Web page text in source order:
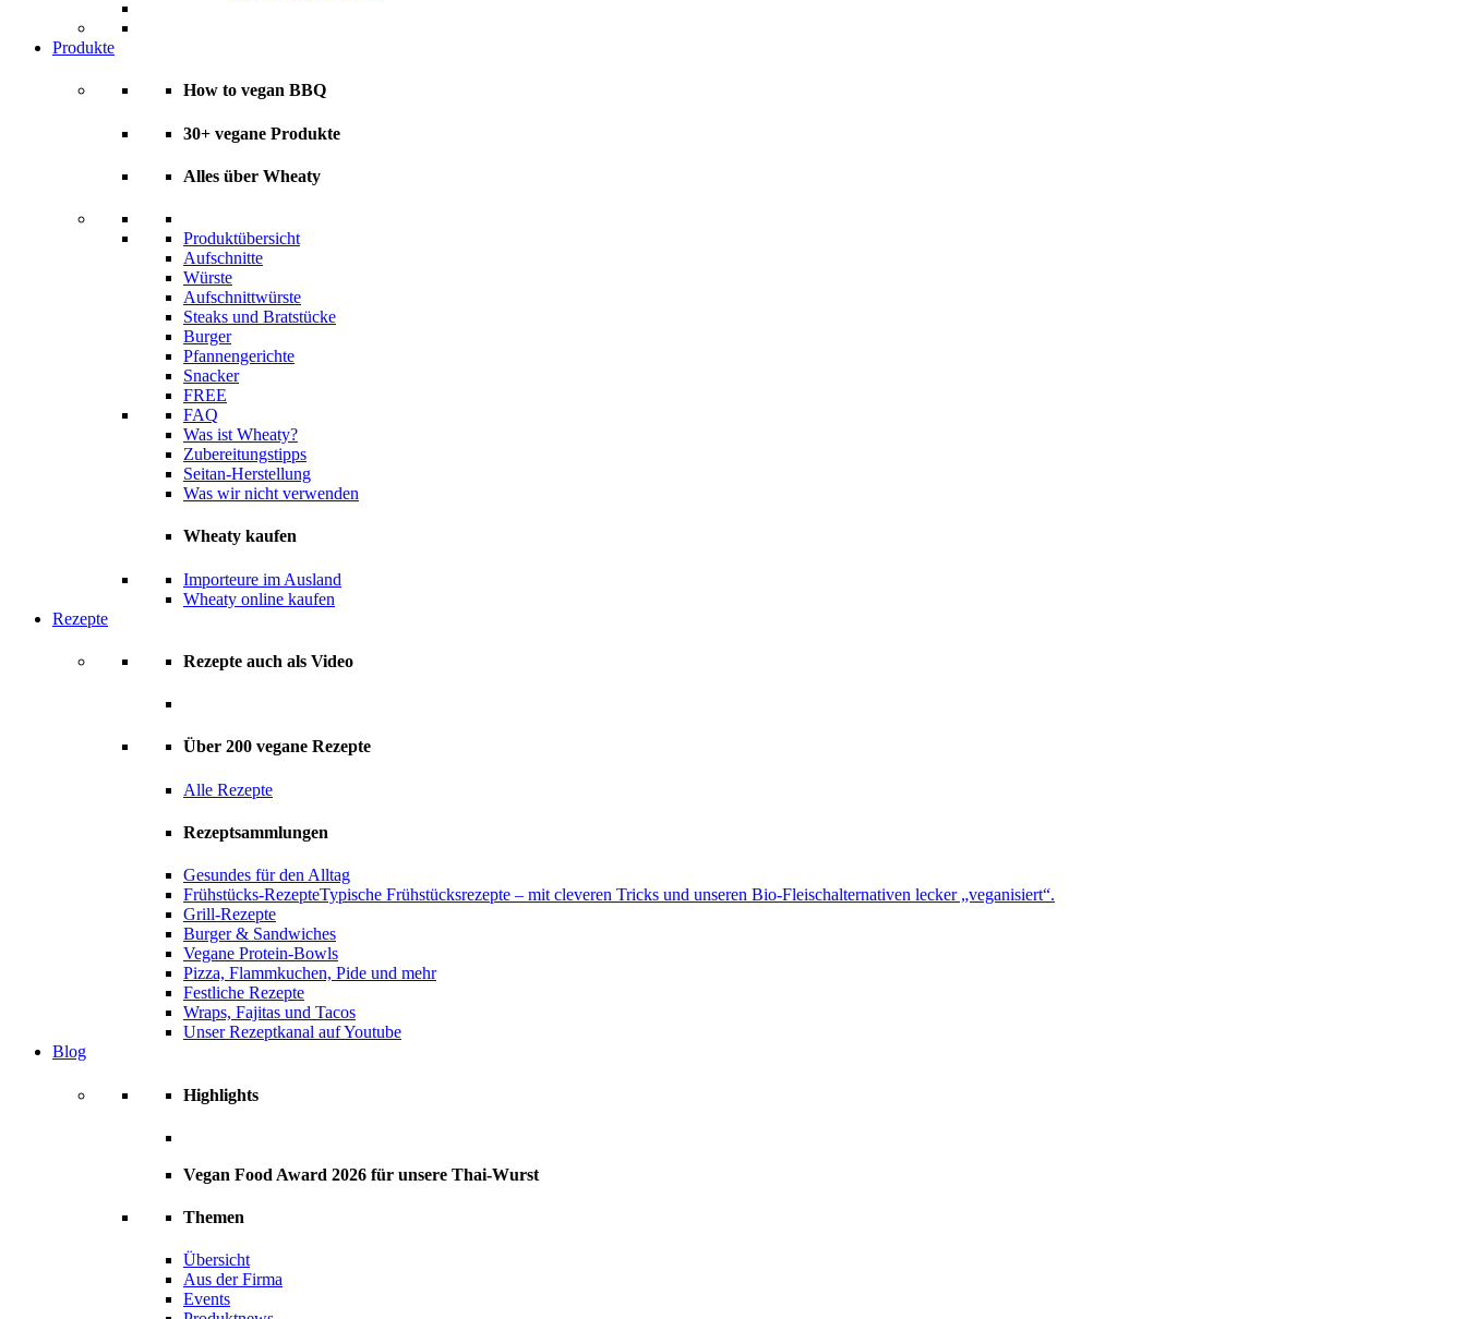
Produkte
How to vegan BBQ
30+ vegane Produkte
Alles über Wheaty
Produktübersicht
Aufschnitte
Würste
Aufschnittwürste
Steaks und Bratstücke
Burger
Pfannengerichte
Snacker
FREE
FAQ
Was ist Wheaty?
Zubereitungstipps
Seitan-Herstellung
Was wir nicht verwenden
Wheaty kaufen
Importeure im Ausland
Wheaty online kaufen
Rezepte
Rezepte auch als Video
Über 200 vegane Rezepte
Alle Rezepte
Rezeptsammlungen
Gesundes für den Alltag
Frühstücks-RezepteTypische Frühstücksrezepte – mit cleveren Tricks und unseren Bio-Fleischalternativen lecker „veganisiert“.
Grill-Rezepte
Burger & Sandwiches
Vegane Protein-Bowls
Pizza, Flammkuchen, Pide und mehr
Festliche Rezepte
Wraps, Fajitas und Tacos
Unser Rezeptkanal auf Youtube
Blog
Highlights
Vegan Food Award 2026 für unsere Thai-Wurst
Themen
Übersicht
Aus der Firma
Events